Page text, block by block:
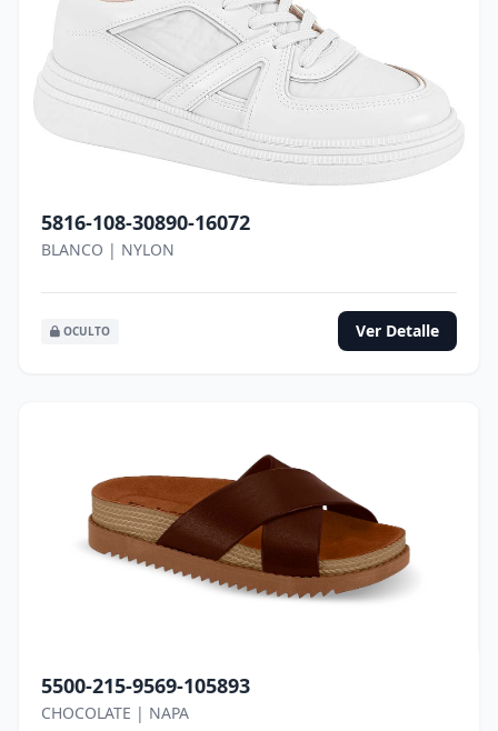
5816-108-30890-16072
BLANCO | NYLON
OCULTO Ver Detalle
5500-215-9569-105893
CHOCOLATE | NAPA